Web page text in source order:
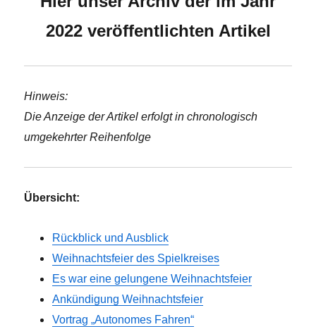
2022 veröffentlichten Artikel
Hinweis:
Die Anzeige der Artikel erfolgt in chronologisch
umgekehrter Reihenfolge
Übersicht:
Rückblick und Ausblick
Weihnachtsfeier des Spielkreises
Es war eine gelungene Weihnachtsfeier
Ankündigung Weihnachtsfeier
Vortrag „Autonomes Fahren“